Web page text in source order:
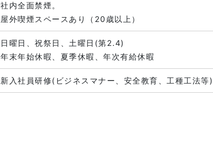
社内全面禁煙。
屋外喫煙スペースあり（20歳以上）
日曜日、祝祭日、土曜日(第2.4)
年末年始休暇、夏季休暇、年次有給休暇
新入社員研修(ビジネスマナー、安全教育、工種工法等)